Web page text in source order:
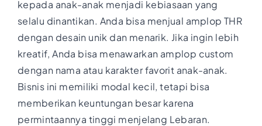
kepada anak-anak menjadi kebiasaan yang
selalu dinantikan. Anda bisa menjual amplop THR
dengan desain unik dan menarik. Jika ingin lebih
kreatif, Anda bisa menawarkan amplop custom
dengan nama atau karakter favorit anak-anak.
Bisnis ini memiliki modal kecil, tetapi bisa
memberikan keuntungan besar karena
permintaannya tinggi menjelang Lebaran.